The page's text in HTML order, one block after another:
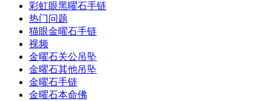
彩虹眼黑曜石手链
热门问题
猫眼金曜石手链
视频
金曜石关公吊坠
金曜石其他吊坠
金曜石手链
金曜石本命佛